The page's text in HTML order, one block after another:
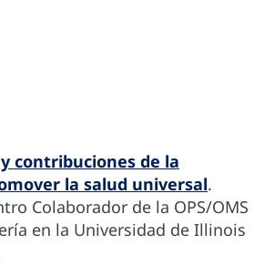
contribuciones de la
la salud universal.
Colaborador de la OPS/OMS
en la Universidad de Illinois